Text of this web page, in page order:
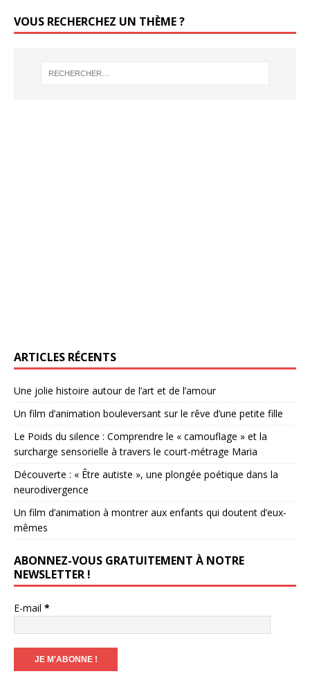
VOUS RECHERCHEZ UN THÈME ?
ARTICLES RÉCENTS
Une jolie histoire autour de l’art et de l’amour
Un film d’animation bouleversant sur le rêve d’une petite fille
Le Poids du silence : Comprendre le « camouflage » et la
surcharge sensorielle à travers le court-métrage Maria
Découverte : « Être autiste », une plongée poétique dans la
neurodivergence
Un film d’animation à montrer aux enfants qui doutent d’eux-
mêmes
ABONNEZ-VOUS GRATUITEMENT À NOTRE
NEWSLETTER !
E-mail *